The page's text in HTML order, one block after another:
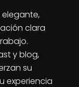
elegante,
clara
y blog,
su
experiencia